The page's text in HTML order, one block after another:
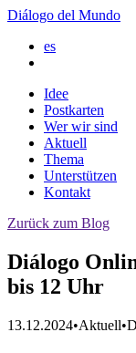
Diálogo del Mundo
es
Idee
Postkarten
Wer wir sind
Aktuell
Thema
Unterstützen
Kontakt
Zurück zum Blog
Diálogo
bis 12 Uhr
13.12.2024•Aktuell•